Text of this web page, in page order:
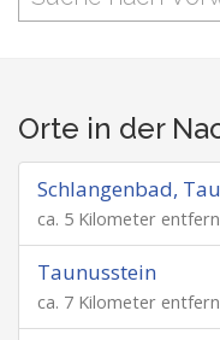
Orte in der
Schlangenbad,
ca. 5 Kilometer
Taunusstein
ca. 7 Kilometer